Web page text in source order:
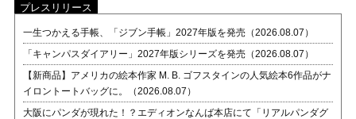
プレスリリース
一生つかえる手帳、「ジブン手帳」2027年版を発売（2026.08.07）
「キャンパスダイアリー」2027年版シリーズを発売（2026.08.07）
【新商品】アメリカの絵本作家 M. B. ゴフスタインの人気絵本6作品がナ
イロントートバッグに。（2026.08.07）
大阪にパンダが現れた！？エディオンなんば本店にて「リアルパンダグ